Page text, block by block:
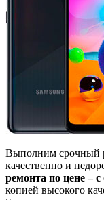
Выполним срочный
качественно и
ремонта по цене –
копией высокого